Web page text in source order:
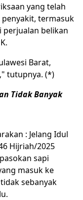
yang telah
termasuk
perjualan belikan
Barat,
tutupnya. (*)
Tidak Banyak
: Jelang Idul
Hijriah/2025
sapi
masuk ke
sebanyak